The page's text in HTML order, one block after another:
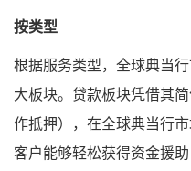
按类型
根据服务类型，全球典当
大板块。贷款板块凭借其
作抵押），在全球典当行
客户能够轻松获得资金援